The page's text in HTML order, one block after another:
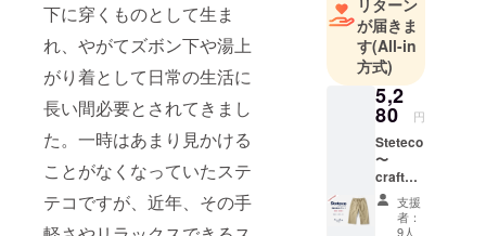
下に穿くものとして生ま
れ、やがてズボン下や湯上
がり着として日常の生活に
長い間必要とされてきまし
た。一時はあまり見かける
ことがなくなっていたステ
テコですが、近年、その手
トーを掲げ
てライフス
タイルを提
案します。
リターン
が届きま
す(All-in
方式)
5,2
80 円
Steteco
〜
craftsm
an
style〜
【職人
支援
者：
9人